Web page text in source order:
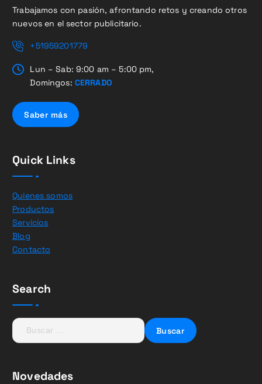
Trabajamos con pasión, afrontando retos y creando otros
nuevos en el sector publicitario.
+51959201779
Lun – Sab: 9:00 am – 5:00 pm,
Domingos: CERRADO
Saber más
Quick Links
Quienes somos
Productos
Servicios
Blog
Contacto
Search
B
u
a
Novedades